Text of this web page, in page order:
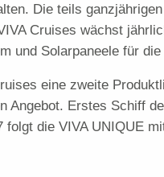
Die teils
Cruises wächst
und Solarpaneele für
eine zweite
Angebot. Erstes Schiff
die VIVA UNIQUE